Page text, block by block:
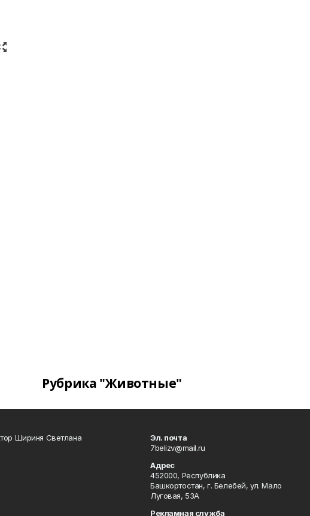
Рубрика "Животные"
Шириня Светлана
Эл. почта
7belizv@mail.ru
Адрес
452000, Республика
Башкортостан, г. Белебей, ул. Мало
Луговая, 53А
Рекламная служба